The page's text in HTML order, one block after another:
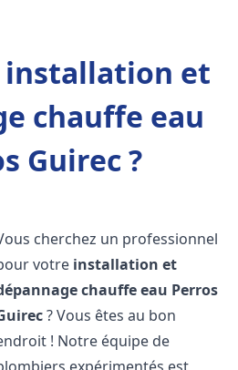
installation et
chauffe eau
Guirec ?
cherchez un professionnel
votre installation et
chauffe eau Perros
? Vous êtes au bon
! Notre équipe de